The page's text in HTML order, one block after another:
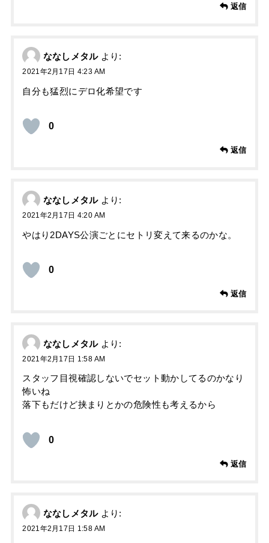
返信
ななしメタル より:
2021年2月17日 4:23 AM
自分も猛烈にデロ化希望です
0
返信
ななしメタル より:
2021年2月17日 4:20 AM
やはり2DAYS公演ごとにセトリ変えて来るのかな。
0
返信
ななしメタル より:
2021年2月17日 1:58 AM
スタッフ目視確認しないでセット動かしてるのかなり
怖いね
落下もだけど挟まりとかの危険性も考えるから
0
返信
ななしメタル より:
2021年2月17日 1:58 AM